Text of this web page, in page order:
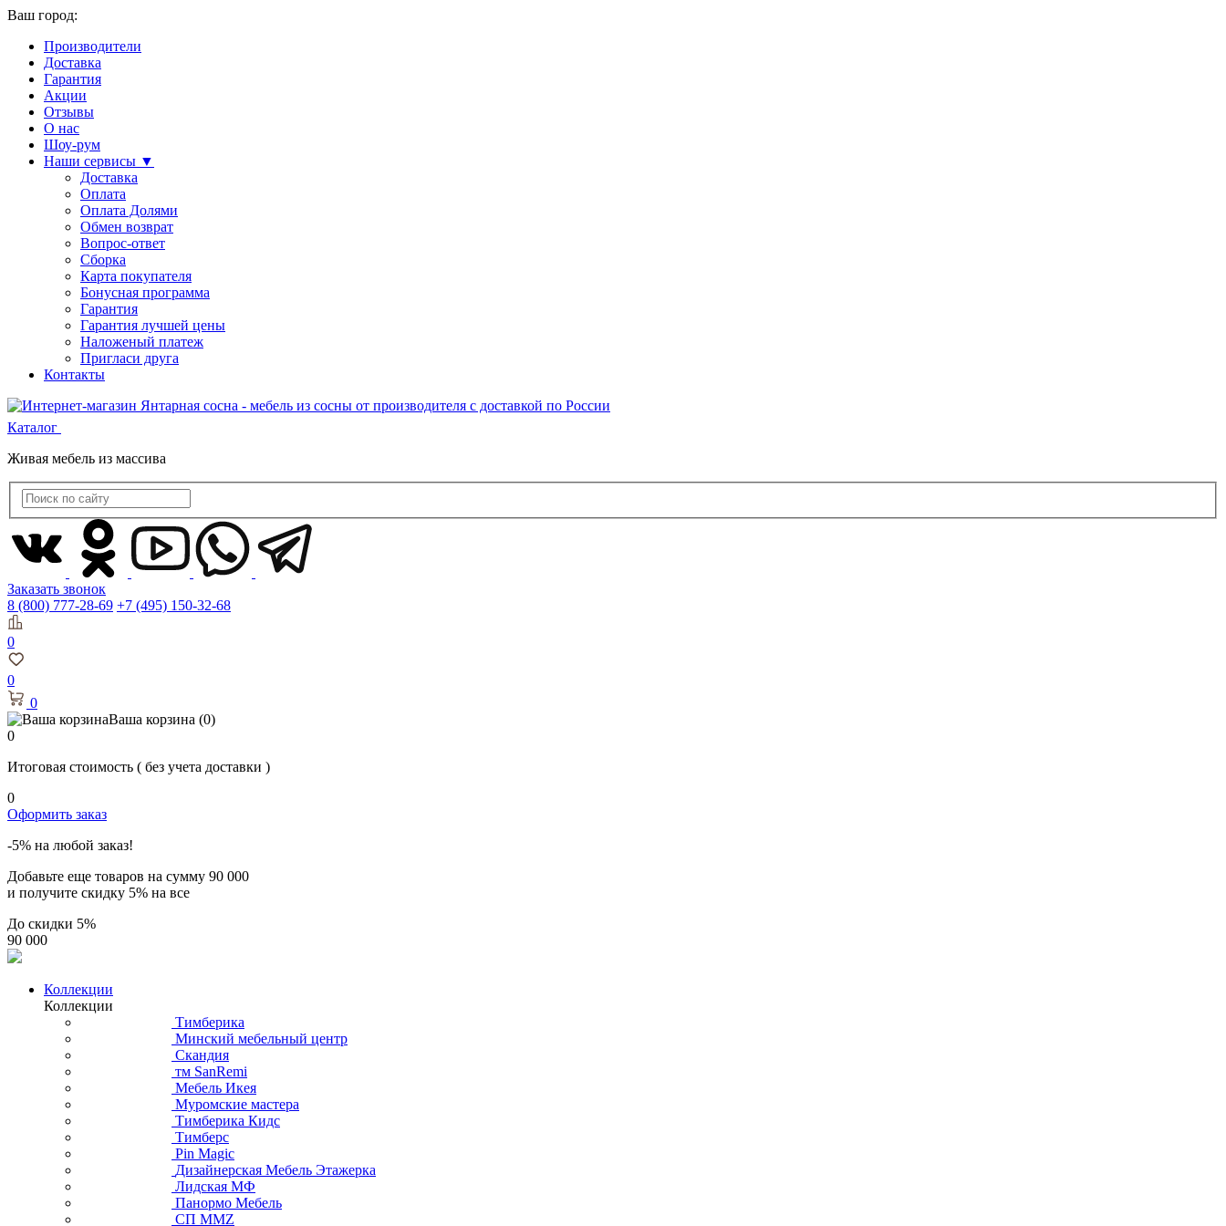
Ваш город:
Производители
Доставка
Гарантия
Акции
Отзывы
О нас
Шоу-рум
Наши сервисы ▼
Доставка
Оплата
Оплата Долями
Обмен возврат
Вопрос-ответ
Сборка
Карта покупателя
Бонусная программа
Гарантия
Гарантия лучшей цены
Наложеный платеж
Пригласи друга
Контакты
Каталог
Живая мебель из массива
Заказать звонок
8 (800) 777-28-69 +7 (495) 150-32-68
0
0
0
Ваша корзина (0)
0
Итоговая стоимость ( без учета доставки )
0
Оформить заказ
-5% на любой заказ!
Добавьте еще товаров на сумму 90 000
и получите скидку 5% на все
До скидки 5%
90 000
Коллекции
Коллекции
Тимберика
Минский мебельный центр
Скандия
тм SanRemi
Мебель Икея
Муромские мастера
Тимберика Кидс
Тимберс
Pin Magic
Дизайнерская Мебель Этажерка
Лидская МФ
Панормо Мебель
СП ММZ